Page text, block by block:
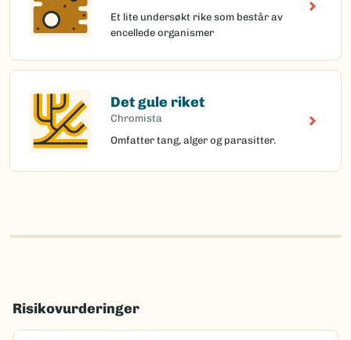
Et lite undersøkt rike som består av
encellede organismer
Det gule riket
Chromista
Omfatter tang, alger og parasitter.
Risikovurderinger